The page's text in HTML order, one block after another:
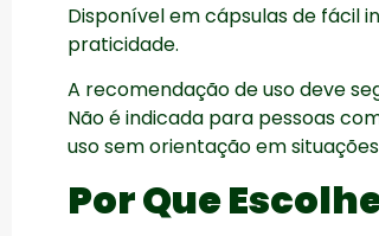
Disponível em cápsulas de fácil
praticidade.
A recomendação de uso deve
Não é indicada para pessoas
uso sem orientação em
Por Que